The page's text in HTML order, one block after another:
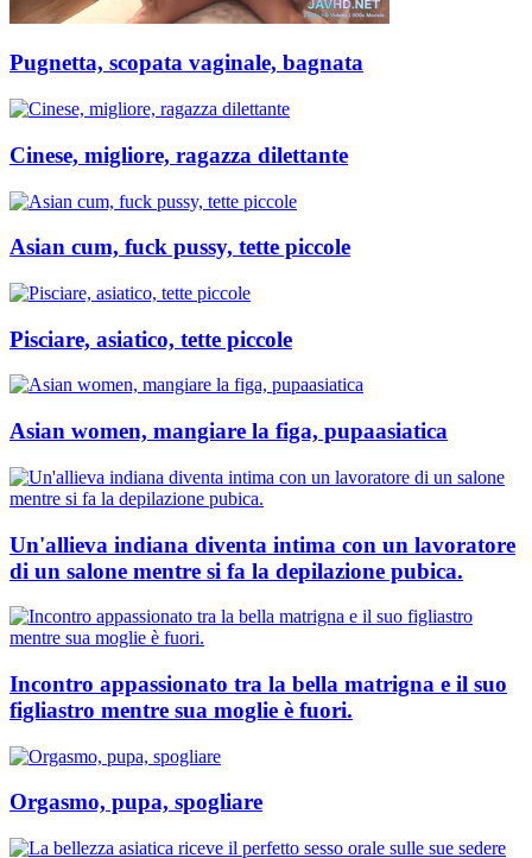
Pugnetta, scopata vaginale, bagnata
Cinese, migliore, ragazza dilettante
Asian cum, fuck pussy, tette piccole
Pisciare, asiatico, tette piccole
Asian women, mangiare la figa, pupaasiatica
Un'allieva indiana diventa intima con un lavoratore
di un salone mentre si fa la depilazione pubica.
Incontro appassionato tra la bella matrigna e il suo
figliastro mentre sua moglie è fuori.
Orgasmo, pupa, spogliare